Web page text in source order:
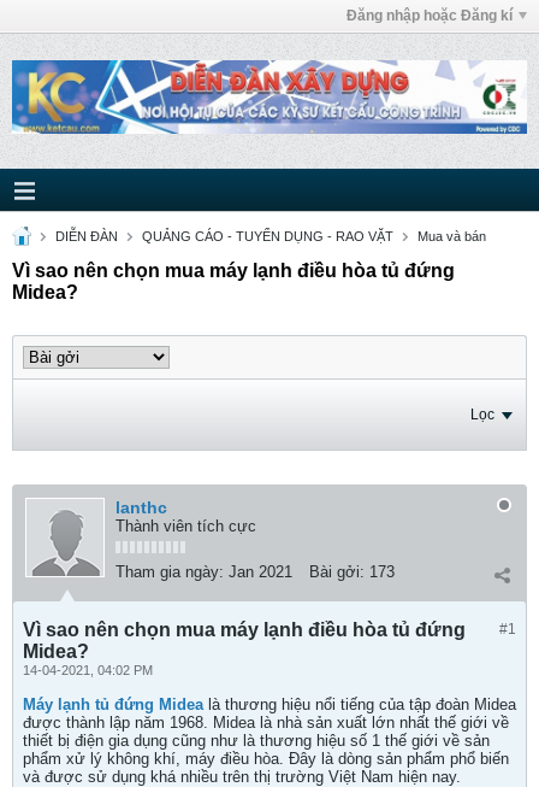
Đăng nhập hoặc Đăng kí
DIỄN ĐÀN QUẢNG CÁO - TUYỂN DỤNG - RAO VẶT Mua và bán
Vì sao nên chọn mua máy lạnh điều hòa tủ đứng
Midea?
Lọc
lanthc
Thành viên tích cực
Tham gia ngày: Jan 2021 Bài gởi: 173
#1
Vì sao nên chọn mua máy lạnh điều hòa tủ đứng
Midea?
14-04-2021, 04:02 PM
Máy lạnh tủ đứng Midea là thương hiệu nổi tiếng của tập đoàn Midea
được thành lập năm 1968. Midea là nhà sản xuất lớn nhất thế giới về
thiết bị điện gia dụng cũng như là thương hiệu số 1 thế giới về sản
phẩm xử lý không khí, máy điều hòa. Đây là dòng sản phẩm phổ biến
và được sử dụng khá nhiều trên thị trường Việt Nam hiện nay.